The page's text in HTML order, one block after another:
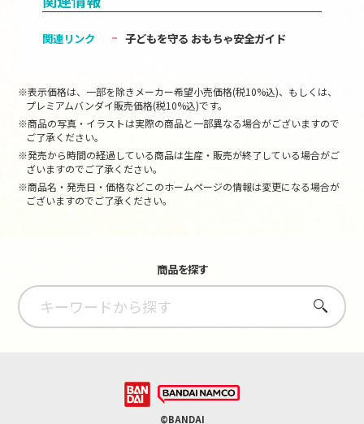
関連リンク 子どもを守る おもちゃ安全ガイド
※表示価格は、一部を除きメーカー希望小売価格(税10%込)、もしくは、
プレミアムバンダイ販売価格(税10%込)です。
※商品の写真・イラストは実際の商品と一部異なる場合がございますので
ご了承ください。
※発売から時間の経過している商品は生産・販売が終了している場合がご
ざいますのでご了承ください。
※商品名・発売日・価格などこのホームページの情報は変更になる場合が
ございますのでご了承ください。
商品を探す
さがす
©BANDAI